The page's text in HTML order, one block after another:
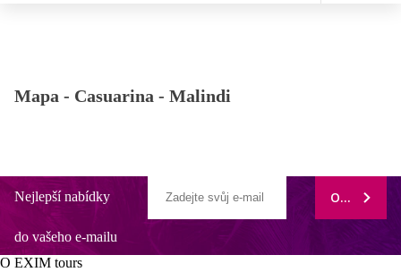
Mapa - Casuarina - Malindi
Nejlepší nabídky
do vašeho e-mailu
ODEBÍRAT
O EXIM tours